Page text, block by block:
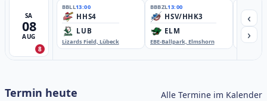
SA
08
AUG
8
BBLL13:00
HHS4
LUB
Lizards Field, Lübeck
BBBZL13:00
HSV/HHK3
ELM
EBE-Ballpark, Elmshorn
‹
›
Termin heute Alle Termine im Kalender